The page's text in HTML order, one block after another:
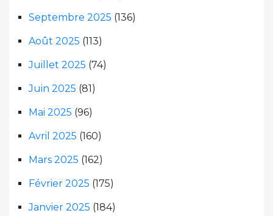
Septembre 2025 (136)
Août 2025 (113)
Juillet 2025 (74)
Juin 2025 (81)
Mai 2025 (96)
Avril 2025 (160)
Mars 2025 (162)
Février 2025 (175)
Janvier 2025 (184)